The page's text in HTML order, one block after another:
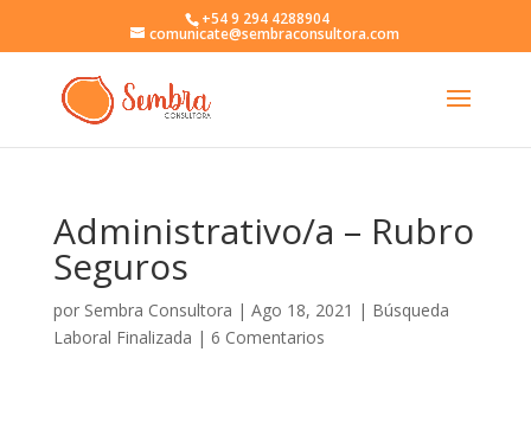
+54 9 294 4288904
comunicate@sembraconsultora.com
Administrativo/a – Rubro
Seguros
por Sembra Consultora | Ago 18, 2021 | Búsqueda
Laboral Finalizada | 6 Comentarios